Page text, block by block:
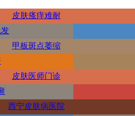
皮肤瘙痒难耐
甲板斑点萎缩
皮肤医师门诊
西宁皮肤病医院